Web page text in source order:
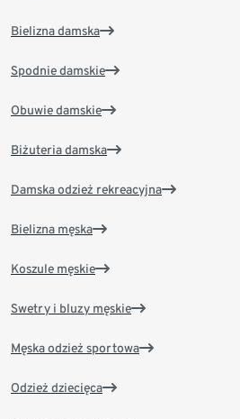
Bielizna damska
Spodnie damskie
Obuwie damskie
Biżuteria damska
Damska odzież rekreacyjna
Bielizna męska
Koszule męskie
Swetry i bluzy męskie
Męska odzież sportowa
Odzież dziecięca